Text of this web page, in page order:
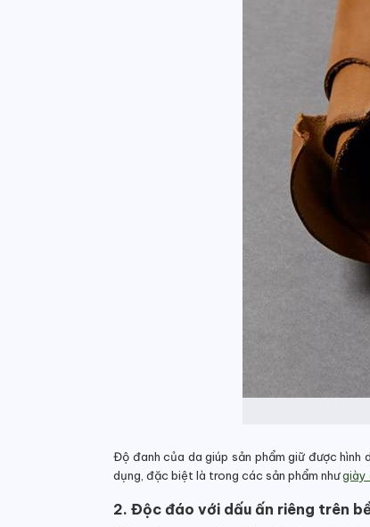
Độ đanh của da giúp sản phẩm giữ được
dụng, đặc biệt là trong các sản phẩm nhưgiày
2. Độc đáo với dấu ấn riêng trên